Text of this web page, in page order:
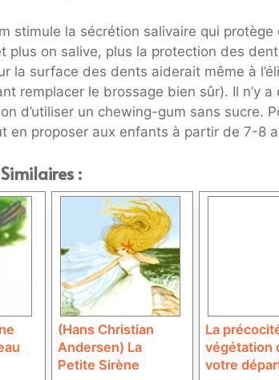
stimule la sécrétion salivaire qui
plus on salive, plus la protection des
la surface des dents aiderait même à
remplacer le brossage bien sûr). Il n’y a
d’utiliser un chewing-gum sans sucre.
en proposer aux enfants à partir de 7-8
:
(Hans Christian
Andersen) La
Petite Sirène
La
végétation
votre